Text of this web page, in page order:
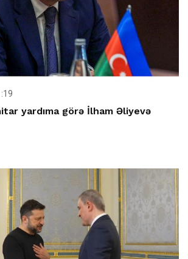
yardıma görə İlham Əliyevə